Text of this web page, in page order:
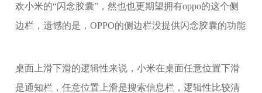
欢小米的“闪念胶囊”，然也也更期望拥有oppo的这个侧
边栏，遗憾的是，OPPO的侧边栏没提供闪念胶囊的功能
桌面上滑下滑的逻辑性来说，小米在桌面任意位置下滑
是通知栏，任意位置上滑是搜索信息栏，逻辑性比较清